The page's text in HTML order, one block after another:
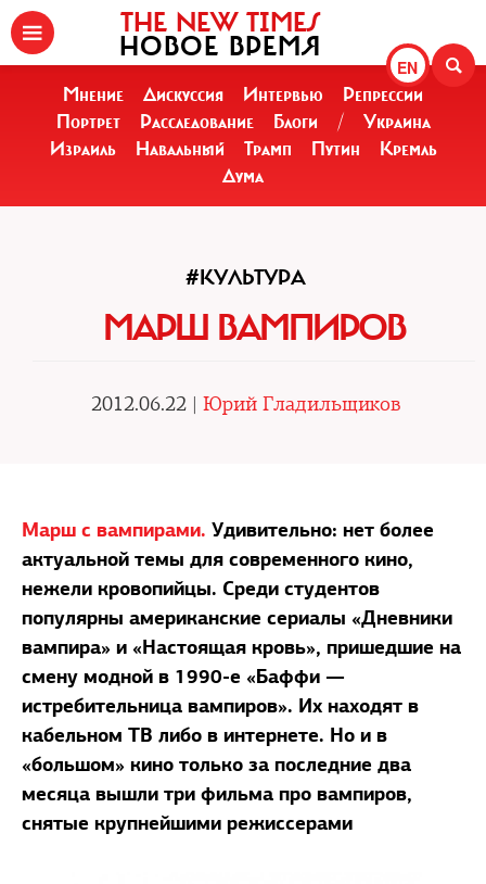
EN
THE NEW TIMES
НОВОЕ ВРЕМЯ
Мнение Дискуссия Интервью
Репрессии
Портрет
Расследование Блоги /
Украина
Израиль
Навальный Трамп Путин
Кремль
Дума
#КУЛЬТУРА
МАРШ ВАМПИРОВ
2012.06.22 | Юрий Гладильщиков
Марш с вампирами. Удивительно: нет более
актуальной темы для современного кино,
нежели кровопийцы. Среди студентов
популярны американские сериалы «Дневники
вампира» и «Настоящая кровь», пришедшие на
смену модной в 1990-е «Баффи —
истребительница вампиров». Их находят в
кабельном ТВ либо в интернете. Но и в
«большом» кино только за последние два
месяца вышли три фильма про вампиров,
снятые крупнейшими режиссерами